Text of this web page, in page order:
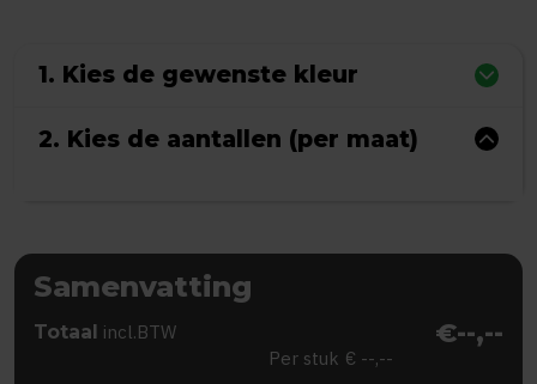
1. Kies de gewenste kleur
2. Kies de aantallen (per maat)
Samenvatting
Totaal incl.BTW €--,--
Per stuk € --,--